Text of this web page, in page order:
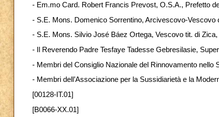
- Em.mo Card. Robert Francis Prevost, O.S.A., Prefetto
- S.E. Mons. Domenico Sorrentino, Arcivescovo-
- S.E. Mons. Silvio José Báez Ortega, Vescovo tit. di
- Il Reverendo Padre Tesfaye Tadesse Gebresilasie,
- Membri del Consiglio Nazionale del Rinnovamento nello
- Membri dell’Associazione per la Sussidiarietà e la
[00128-IT.01]
[B0066-XX.01]